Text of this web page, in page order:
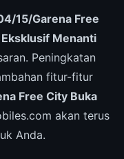
15/Garena Free
Menanti
Peningkatan
fitur-fitur
Free City Buka
akan terus
Anda.